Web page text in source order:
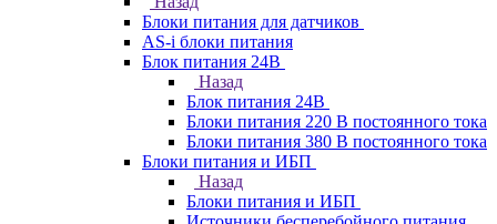
Блоки питания для датчиков
AS-i блоки питания
Блок питания 24В
Назад
Блок питания 24В
Блоки питания 220 В постоянного тока
Блоки питания 380 В постоянного тока
Блоки питания и ИБП
Назад
Блоки питания и ИБП